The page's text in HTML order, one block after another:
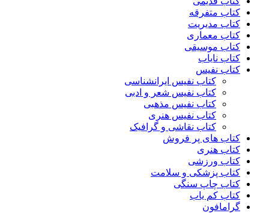
کتاب متفرقه
کتاب مدیریت
کتاب معماری
کتاب موسیقی
کتاب نایاب
کتاب نفیس
کتاب نفیس ایرانشناسی
کتاب نفیس شعر و ادبی
کتاب نفیس مذهبی
کتاب نفیس هنری
کتاب نقاشی و گرافیک
کتاب های پر فروش
کتاب هنری
کتاب ورزشی
کتاب پزشکی و سلامت
کتاب چاپ سنگی
کتاب کم یاب
گرامافون